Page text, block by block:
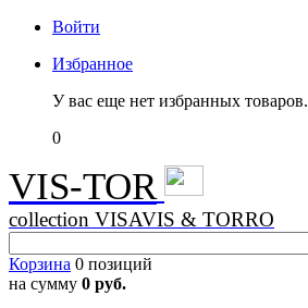
Войти
Избранное
У вас еще нет избранных товаров.
0
VIS-TOR
collection VISAVIS & TORRO
Корзина 0 позиций
на сумму 0 руб.